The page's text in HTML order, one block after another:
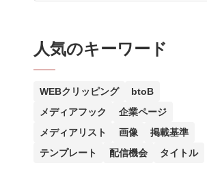
人気のキーワード
WEBクリッピング
btoB
メディアフック
企業ページ
メディアリスト
画像
掲載基準
テンプレート
配信機会 タイトル